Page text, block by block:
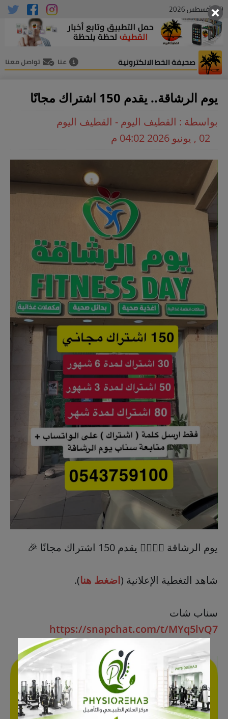
10 , أغسطس 2026
صحيفة الخط الالكترونية عنا تواصل معنا
يوم الرشاقة.. يقدم 150 اشتراك مجانًا
بواسطة : القطيف اليوم - القطيف اليوم
02 , يونيو 2026 04:02 م
يوم الرشاقة 🏃‍♂️🏃‍♂️ يقدم 150 اشتراك مجانًا 🎉
شاهد التغطية الإعلانية (اضغط هنا).
سناب شات
https://snapchat.com/t/MYq5lvQ7